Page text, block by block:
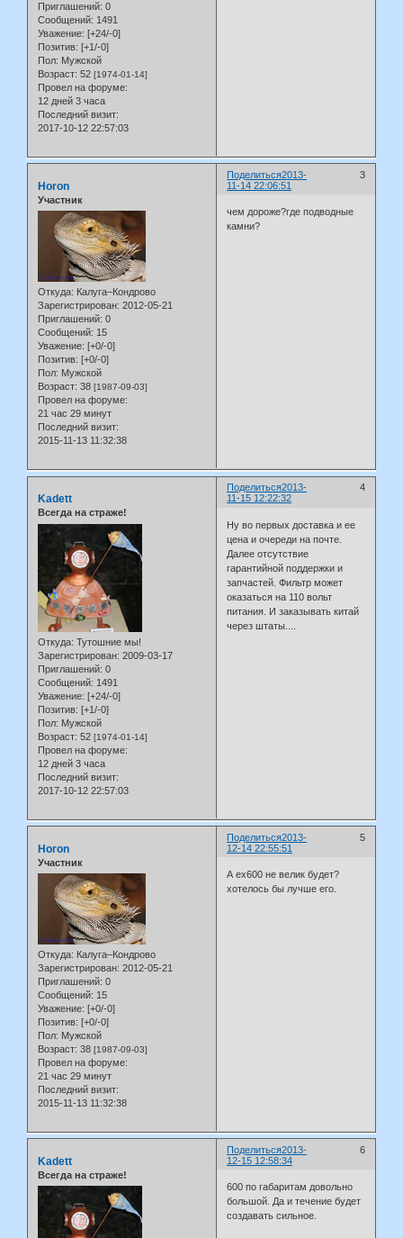
Приглашений: 0
Сообщений: 1491
Уважение: [+24/-0]
Позитив: [+1/-0]
Пол: Мужской
Возраст: 52 [1974-01-14]
Провел на форуме:
12 дней 3 часа
Последний визит:
2017-10-12 22:57:03
Поделиться 3
2013-
11-14 22:06:51
Horon
Участник
Откуда: Калуга–Кондрово
Зарегистрирован: 2012-05-21
Приглашений: 0
Сообщений: 15
Уважение: [+0/-0]
Позитив: [+0/-0]
Пол: Мужской
Возраст: 38 [1987-09-03]
Провел на форуме:
21 час 29 минут
Последний визит:
2015-11-13 11:32:38
чем дороже?где подводные
камни?
Поделиться 4
2013-
11-15 12:22:32
Kadett
Всегда на страже!
Откуда: Тутошние мы!
Зарегистрирован: 2009-03-17
Приглашений: 0
Сообщений: 1491
Уважение: [+24/-0]
Позитив: [+1/-0]
Пол: Мужской
Возраст: 52 [1974-01-14]
Провел на форуме:
12 дней 3 часа
Последний визит:
2017-10-12 22:57:03
Ну во первых доставка и ее
цена и очереди на почте.
Далее отсутствие
гарантийной поддержки и
запчастей. Фильтр может
оказаться на 110 вольт
питания. И заказывать китай
через штаты....
Поделиться 5
2013-
12-14 22:55:51
Horon
Участник
Откуда: Калуга–Кондрово
Зарегистрирован: 2012-05-21
Приглашений: 0
Сообщений: 15
Уважение: [+0/-0]
Позитив: [+0/-0]
Пол: Мужской
Возраст: 38 [1987-09-03]
Провел на форуме:
21 час 29 минут
Последний визит:
2015-11-13 11:32:38
А ех600 не велик будет?
хотелось бы лучше его.
Поделиться 6
2013-
12-15 12:58:34
Kadett
Всегда на страже!
600 по габаритам довольно
большой. Да и течение будет
создавать сильное.